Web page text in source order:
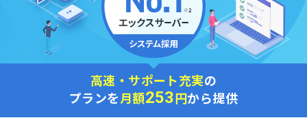
高速・サポート充実の
プランを月額253 円から提供